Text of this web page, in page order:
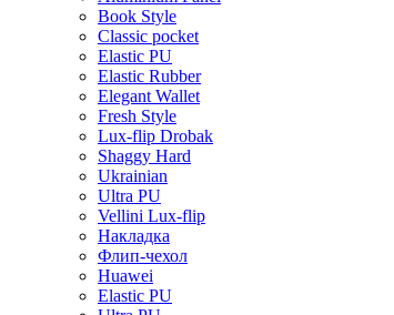
Book Style
Classic pocket
Elastic PU
Elastic Rubber
Elegant Wallet
Fresh Style
Lux-flip Drobak
Shaggy Hard
Ukrainian
Ultra PU
Vellini Lux-flip
Накладка
Флип-чехол
Huawei
Elastic PU